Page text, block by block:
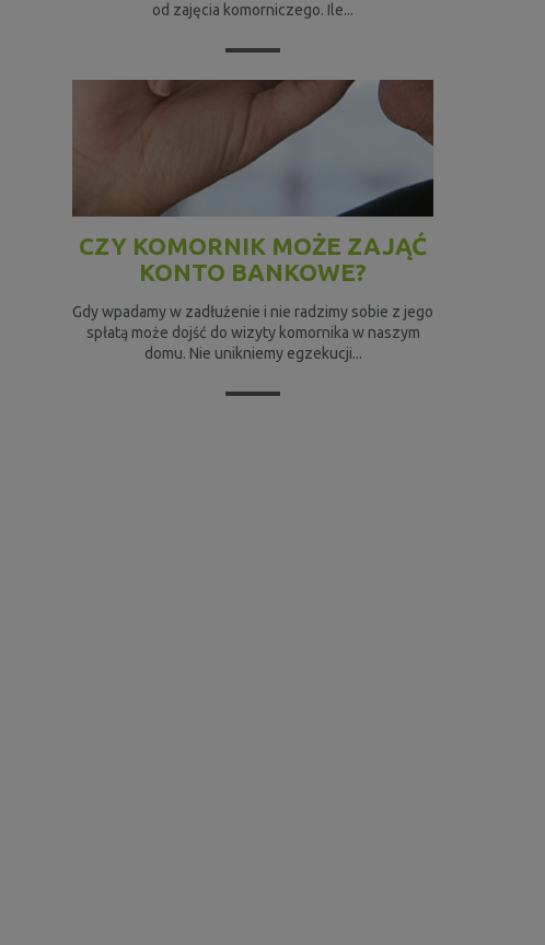
od zajęcia komorniczego. Ile...
CZY KOMORNIK MOŻE ZAJĄĆ
KONTO BANKOWE?
Gdy wpadamy w zadłużenie i nie radzimy sobie z jego
spłatą może dojść do wizyty komornika w naszym
domu. Nie unikniemy egzekucji...